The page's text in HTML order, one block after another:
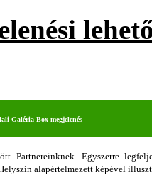
Galéria Box megjelenés
Partnereinknek. Egyszerre
alapértelmezett képével